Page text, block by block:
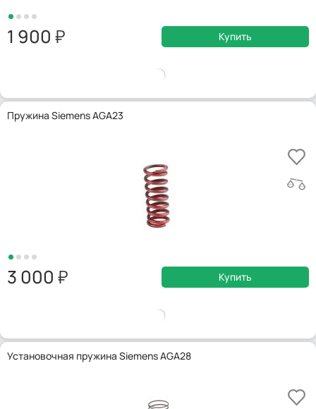
1 900 Купить
Пружина Siemens AGA23
3 000 Купить
Установочная пружина Siemens AGA28